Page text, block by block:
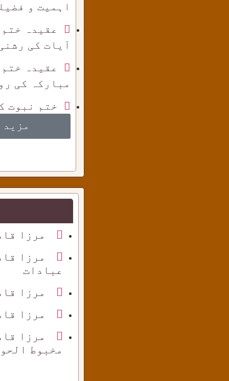
اہمیت و
عقیدہ
آیات کی
عقیدہ
مبارکہ کی
ختم نبوت
مرزا
مرزا
عبادات
مرزا
مرزا
مرزا
مخبوط